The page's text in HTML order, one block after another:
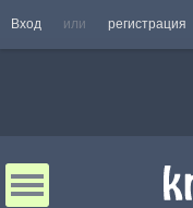
Вход или регистрация